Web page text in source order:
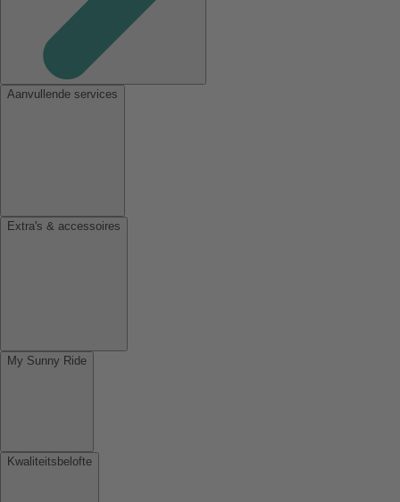
Aanvullende services
Extra's & accessoires
My Sunny Ride
Kwaliteitsbelofte